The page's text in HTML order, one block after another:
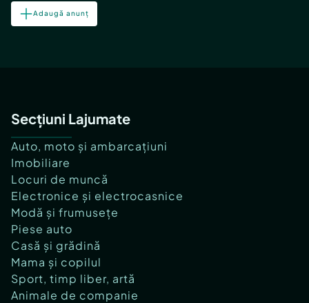
Adaugă anunț
Secțiuni Lajumate
Auto, moto și ambarcațiuni
Imobiliare
Locuri de muncă
Electronice și electrocasnice
Modă și frumusețe
Piese auto
Casă și grădină
Mama și copilul
Sport, timp liber, artă
Animale de companie